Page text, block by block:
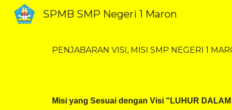
SPMB SMP Negeri 1 Maron
PENJABARAN VISI, MISI SMP NEGERI 1
Misi yang Sesuai dengan Visi "LUHUR